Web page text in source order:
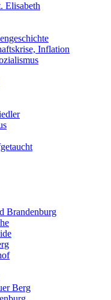
Elisabeth
Inflation
Brandenburg
Berg